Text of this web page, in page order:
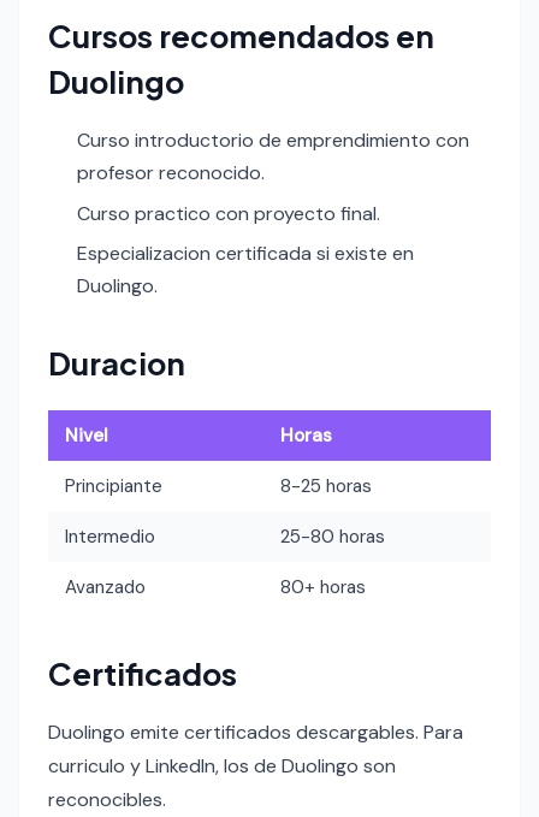
Cursos recomendados en
Duolingo
Curso introductorio de emprendimiento con
profesor reconocido.
Curso practico con proyecto final.
Especializacion certificada si existe en
Duolingo.
Duracion
Nivel Horas
Principiante 8-25 horas
Intermedio 25-80 horas
Avanzado 80+ horas
Certificados
Duolingo emite certificados descargables. Para
curriculo y LinkedIn, los de Duolingo son
reconocibles.